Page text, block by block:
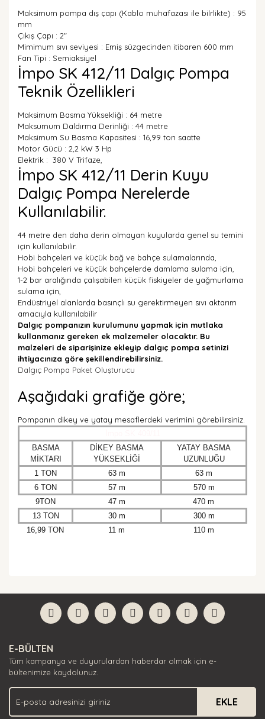
Maksimum pompa dış çapı (Kablo muhafazası ile bilrlikte) : 95
mm
Çıkış Çapı : 2"
Mimimum sıvı seviyesi : Emiş süzgecinden itibaren 600 mm
Fan Tipi : Semiaksiyel
İmpo SK 412/11 Dalgıç Pompa
Teknik Özellikleri
Maksimum Basma Yüksekliği : 64 metre
Maksumum Daldırma Derinliği : 44 metre
Maksimum Su Basma Kapasitesi : 16,99 ton saatte
Motor Gücü : 2,2 kW 3 Hp
Elektrik : 380 V Trifaze,
İmpo SK 412/11 Derin Kuyu
Dalgıç Pompa Nerelerde
Kullanılabilir.
44 metre den daha derin olmayan kuyularda genel su temini
için kullanılabilir.
Hobi bahçeleri ve küçük bağ ve bahçe sulamalarında,
Hobi bahçeleri ve küçük bahçelerde damlama sulama için,
1-2 bar aralığında çalışabilen küçük fiskiyeler de yağmurlama
sulama için,
Endüstriyel alanlarda basınçlı su gerektirmeyen sıvı aktarım
amacıyla kullanılabilir
Dalgıç pompanızın kurulumunu yapmak için mutlaka
kullanmanız gereken ek malzemeler olacaktır. Bu
malzeleri de siparişinize ekleyip dalgıç pompa setinizi
ihtiyacınıza göre şekillendirebilirsiniz.
Dalgıç Pompa Paket Oluşturucu
Aşağıdaki grafiğe göre;
Pompanın dikey ve yatay mesaflerdeki verimini görebilirsiniz.
BASMA
MİKTARI
DİKEY BASMA
YÜKSEKLİĞİ
YATAY BASMA
UZUNLUĞU
1 TON
63 m
63 m
6 TON
57 m
570 m
9TON
47 m
470 m
13 TON
30 m
300 m
16,99 TON
11 m 110 m
Yorum Yaz
formunu kullanarak tarafımıza iletebilirsiniz.
Görüş ve önerileriniz için teşekkür ederiz.
Ürün açıklamasında eksik bilgiler bulunuyor.
Ürün bilgilerinde hatalar bulunuyor.
Ürün fiyatı diğer sitelerden daha pahalı.
Bu ürüne benzer farklı alternatifler olmalı.
E-BÜLTEN
Tüm kampanya ve duyurulardan haberdar olmak için e-
bültenimize kaydolunuz.
EKLE